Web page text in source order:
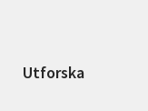
Utforska